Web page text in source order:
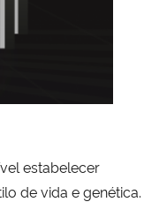
estabelecer
de vida e genética.